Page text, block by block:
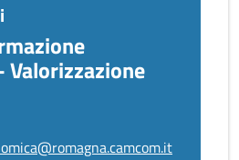
Valorizzazione